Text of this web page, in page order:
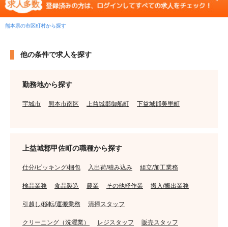
熊本県の市区町村から探す
他の条件で求人を探す
勤務地から探す
宇城市 熊本市南区 上益城郡御船町 下益城郡美里町
上益城郡甲佐町の職種から探す
仕分/ピッキング/梱包 入出荷/積み込み 組立/加工業務
検品業務 食品製造 農業 その他軽作業 搬入/搬出業務
引越し/移転/運搬業務 清掃スタッフ
クリーニング（洗濯業） レジスタッフ 販売スタッフ